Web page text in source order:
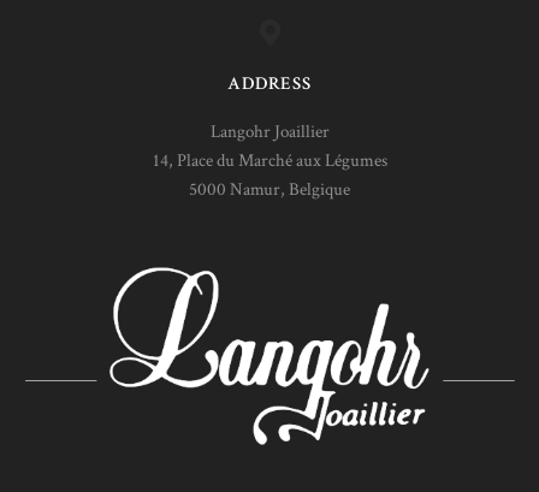
ADDRESS
Langohr Joaillier
14, Place du Marché aux Légumes
5000 Namur, Belgique